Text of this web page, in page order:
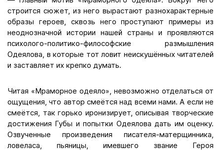
строится сюжет, из него вырастают разнохарактерные
образы героев, сквозь него проступают примеры из
неоднозначной истории нашей страны и проявляются
психолого-политико-философские размышления
Одеялова, в которые тот ловит неискушённых читателей
и заставляет их крепко думать.
Читая «Мраморное одеяло», невозможно отделаться от
ощущения, что автор смеётся над всеми нами. А если не
смеётся, так горько иронизирует, описывая творческие
достижения Губы и попытки Одеялова дать им оценку.
Озвученные произведения писателя-матерщинника,
ловеласа, пьяницы, имевшего звание Героя